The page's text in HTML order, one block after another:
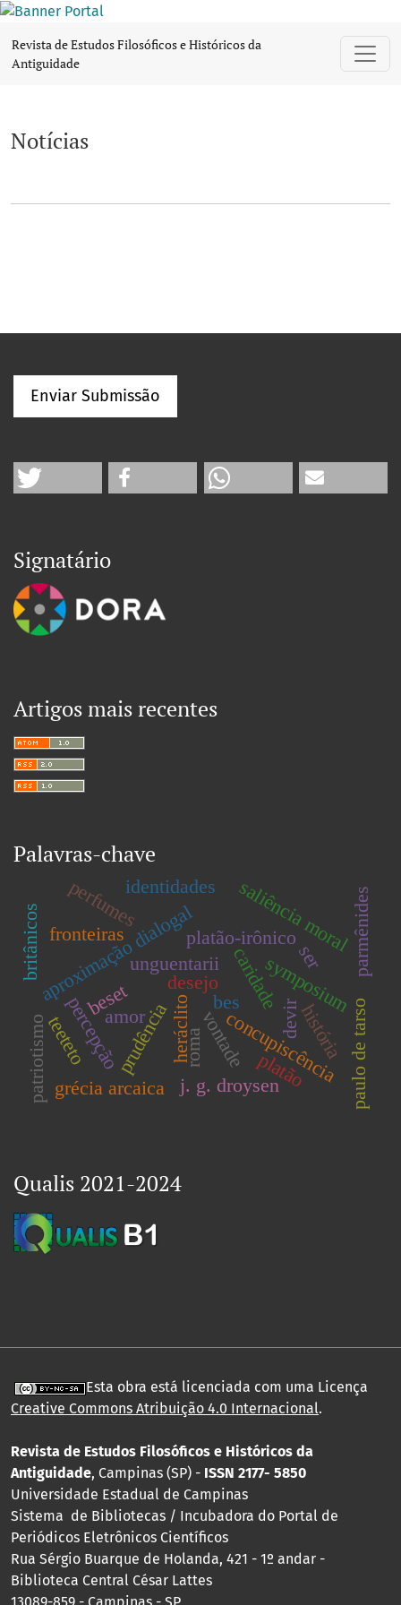
Notícias
Revista de Estudos Filosóficos e Históricos da
Antiguidade
Notícias
Enviar Submissão
Signatário
Artigos mais recentes
Palavras-chave
vontadeconcupiscência
caridade
desejo
amor
platão-irônico
aproximação dialogal symposium
prudência
percepção
saliência moral
platão
heráclito
parmênides
devir
ser
unguentarii
perfumes
roma
j. g. droysen paulo de tarso
fronteiras
identidades
teeteto
grécia arcaica
história
patriotismo
britânicos
bes
beset
Qualis 2021-2024
Esta obra está licenciada com uma Licença
Creative Commons Atribuição 4.0 Internacional.
Revista de Estudos Filosóficos e Históricos da
Antiguidade, Campinas (SP) - ISSN 2177- 5850
Universidade Estadual de Campinas
Sistema de Bibliotecas / Incubadora do Portal de
Periódicos Eletrônicos Científicos
Rua Sérgio Buarque de Holanda, 421 - 1º andar -
Biblioteca Central César Lattes